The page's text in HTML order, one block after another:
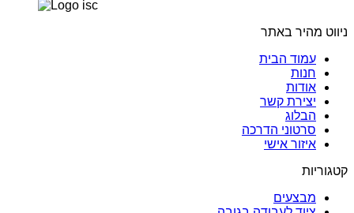
ניווט מהיר באתר
עמוד הבית
חנות
אודות
יצירת קשר
הבלוג
סרטוני הדרכה
איזור אישי
קטגוריות
מבצעים